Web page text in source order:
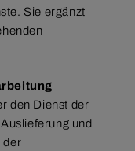
Sie ergänzt
den Dienst der
und
der